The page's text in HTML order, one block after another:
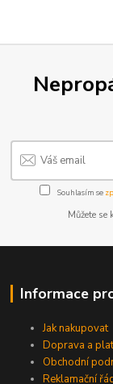
Souhlasím se
Můžete
Informace
Jak nakupovat
Doprava a
Obchodní
Reklamační